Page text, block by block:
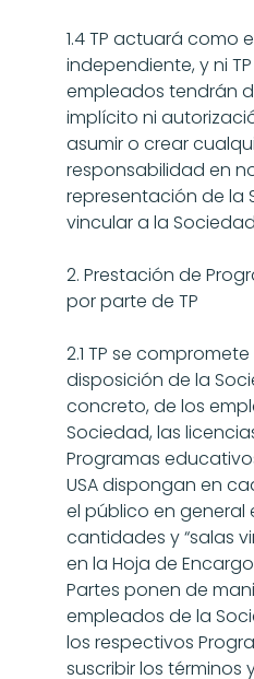
1.4 TP actuará como
independiente, y ni
empleados tendrán
implícito ni
asumir o crear
responsabilidad en
representación de la
vincular a la
2. Prestación de
por parte de TP
2.1 TP se
disposición de la
concreto, de los
Sociedad, las
Programas
USA dispongan en
el público en general
cantidades y “salas
en la Hoja de
Partes ponen de
empleados de la
los respectivos
suscribir los términos